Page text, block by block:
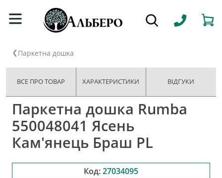
Паркетна дошка
ВСЕ ПРО ТОВАР ХАРАКТЕРИСТИКИ ВІДГУКИ
Паркетна дошка Rumba
550048041 Ясень
Кам'янець Браш PL
Код:27034095